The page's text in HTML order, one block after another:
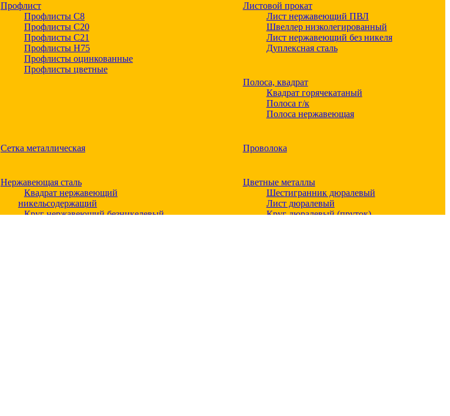
Профлист
Профлисты С8
Профлисты С20
Профлисты C21
Профлисты Н75
Профлисты оцинкованные
Профлисты цветные
Листовой прокат
Лист нержавеющий ПВЛ
Швеллер низколегированный
Лист нержавеющий без никеля
Дуплексная сталь
Полоса, квадрат
Квадрат горячекатаный
Полоса г/к
Полоса нержавеющая
Сетка металлическая Проволока
Нержавеющая сталь
Квадрат нержавеющий
никельсодержащий
Круг нержавеющий безникелевый
Цветные металлы
Шестигранник дюралевый
Лист дюралевый
Круг дюралевый (пруток)